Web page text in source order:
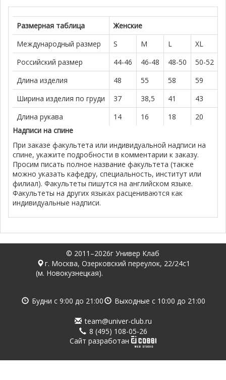
Размерная таблица Женские
Международный размер
S M L XL
Российский размер
44-46 46-48 48-50 50-52
Длина изделия
48 55 58 59
Ширина изделия по груди
37 38,5 41 43
Длина рукава
14 16 18 20
Надписи на спине
При заказе факультета или индивидуальной надписи на
спине, укажите подробности в комментарии к заказу.
Просим писать полное название факультета (также
можно указать кафедру, специальность, институт или
филиал). Факультеты пишутся на английском языке.
Факультеты на других языках расцениваются как
индивидуальные надписи.
© 2011–2026г Универ Клаб
г. Москва, Озерковский переулок, 22/24с1
(м. Новокузнецкая).
Будни с 9:00 до 21:00 Выходные с 10:00 до 21:00
team@univer-club.ru
8 (495) 108-05-26
Cайт разработан